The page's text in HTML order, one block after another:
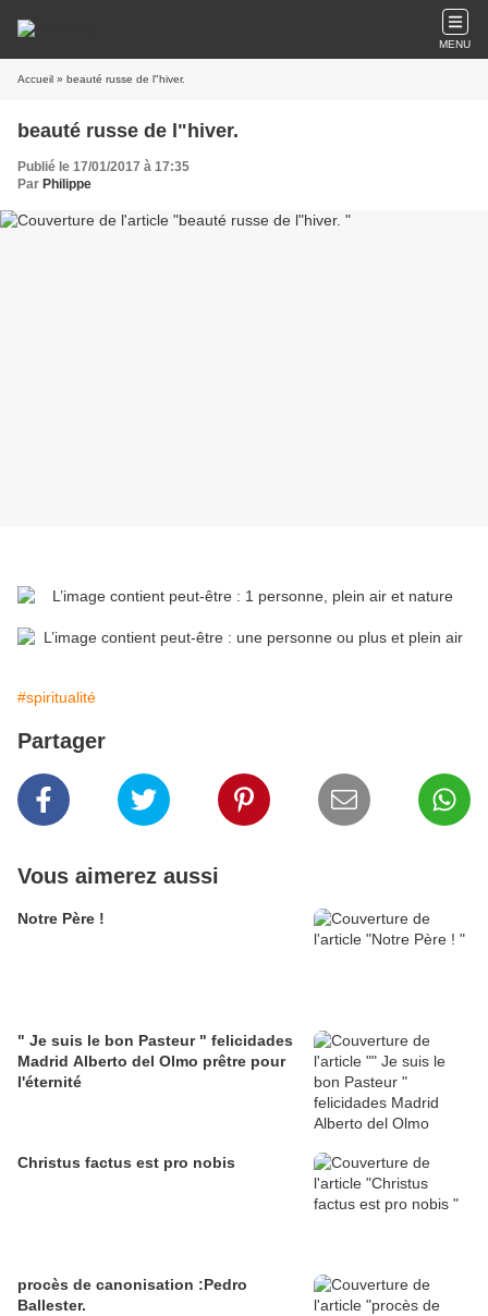
MENU
Accueil » beauté russe de l"hiver.
beauté russe de l"hiver.
Publié le 17/01/2017 à 17:35
Par Philippe
#spiritualité
Partager
Vous aimerez aussi
Notre Père !
" Je suis le bon Pasteur " felicidades
Madrid Alberto del Olmo prêtre pour
l'éternité
Christus factus est pro nobis
procès de canonisation :Pedro
Ballester.